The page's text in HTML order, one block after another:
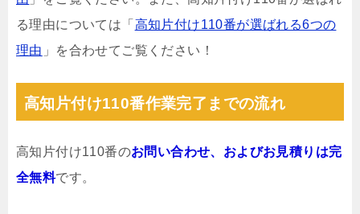
る理由については「 高知片付け110番が選ばれる6つの
理由 」を合わせてご覧ください！
高知片付け110番作業完了までの流れ
高知片付け110番のお問い合わせ、およびお見積りは完
全無料です。